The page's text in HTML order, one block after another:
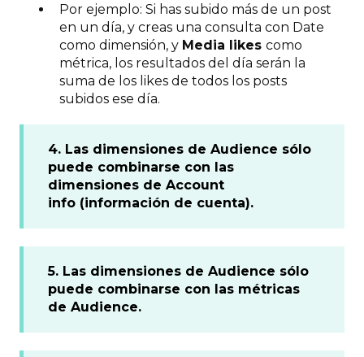
Por ejemplo: Si has subido más de un post
en un día, y creas una consulta con Date
como dimensión, y Media likes como
métrica, los resultados del día serán la
suma de los likes de todos los posts
subidos ese día.
4. Las dimensiones de Audience sólo
puede combinarse con las
dimensiones de Account
info (información de cuenta).
5. Las dimensiones de Audience sólo
puede combinarse con las métricas
de Audience.